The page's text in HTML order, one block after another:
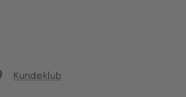
Kundeklub